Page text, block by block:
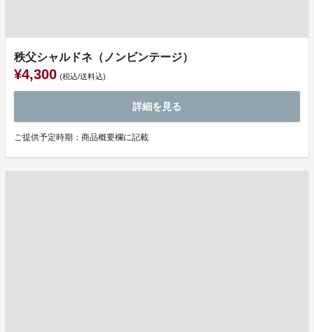
秩父シャルドネ（ノンビンテージ）
¥4,300 (税込/送料込)
詳細を見る
ご提供予定時期：商品概要欄に記載